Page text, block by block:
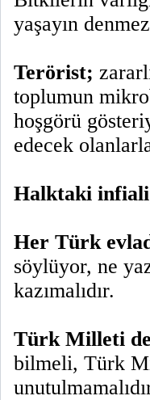
yaşayın
Terörist;
toplumun
hoşgörü
edecek
Halktaki
Her Türk
söylüyor, ne
kazımalıdır.
Türk Milleti
bilmeli, Türk